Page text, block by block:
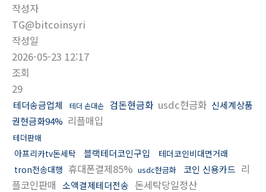
작성자
TG@bitcoinsyri
작성일
2026-05-23 12:17
조회
29
테더송금업체 테더 손대손 검돈현금화 usdc현금화 신세계상품
권현금화94% 리플매입
테더판매
아프리카tv돈세탁 블랙테더코인구입
테더코인비대면거래
tron전송대행 휴대폰결제85% usdc현금화 코인 신용카드 리
플코인판매 소액결제테더전송 돈세탁당일정산